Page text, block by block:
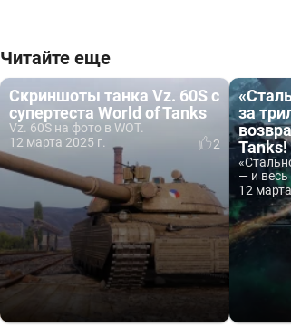
Читайте еще
Скриншоты танка Vz. 60S с
супертеста World of Tanks
Vz. 60S на фото в WOT.
12 марта 2025 г.
2
за
Tanks!
— и весь
12